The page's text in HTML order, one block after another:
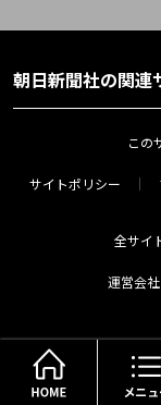
朝日新聞社の関連
この
サイトポリシー
全サイ
運営会社